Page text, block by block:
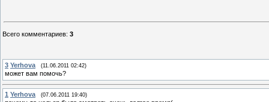
Всего комментариев: 3
3 Yerhova (11.06.2011 02:42)
может вам помочь?
1 Yerhova (07.06.2011 19:40)